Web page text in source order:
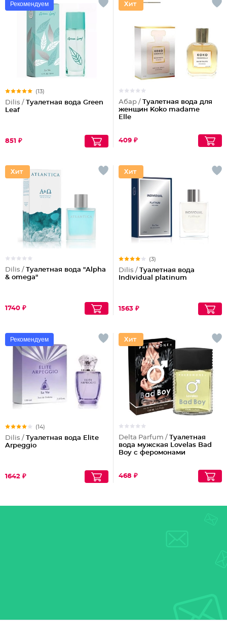
Рекомендуем
(13)
Dilis / Туалетная вода Green
Leaf
851 ₽
Абар / Туалетная вода для
женщин Koko madame
Elle
409 ₽
Dilis / Туалетная вода "Alpha
& omega"
1740 ₽
(3)
Dilis / Туалетная вода
Individual platinum
1563 ₽
Рекомендуем
(14)
Dilis / Туалетная вода Elite
Arpeggio
1642 ₽
Delta Parfum / Туалетная
вода мужская Lovelas Bad
Boy с феромонами
468 ₽